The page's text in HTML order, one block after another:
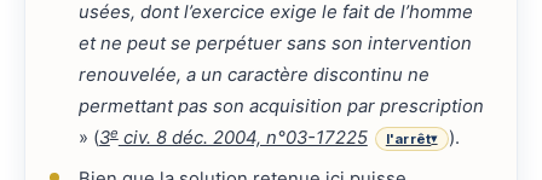
usées, dont l’exercice exige le fait de l’homme
et ne peut se perpétuer sans son intervention
renouvelée, a un caractère discontinu ne
permettant pas son acquisition par prescription
» (3eciv. 8 déc. 2004, n°03-17225 l'arrêt▾
).